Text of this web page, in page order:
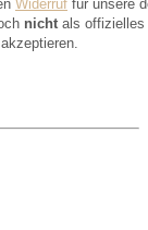
Widerruf für unsere
nicht als offizielles